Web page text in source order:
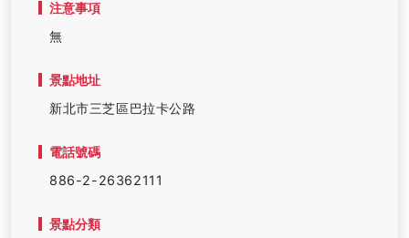
注意事項
無
景點地址
新北市三芝區巴拉卡公路
電話號碼
886-2-26362111
景點分類